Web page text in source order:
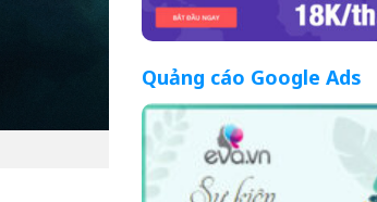
Quảng cáo Google Ads